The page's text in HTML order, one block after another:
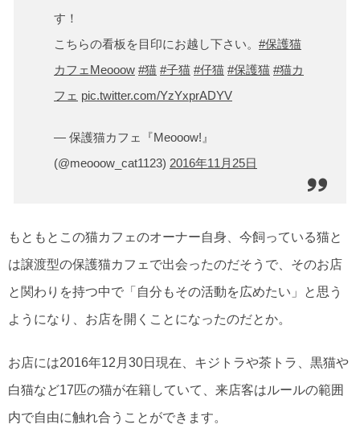
す！
こちらの看板を目印にお越し下さい。 #保護猫
カフェMeooow #猫 #子猫 #仔猫 #保護猫 #猫カ
フェ pic.twitter.com/YzYxprADYV
— 保護猫カフェ『Meooow!』
(@meooow_cat1123) 2016年11月25日
もともとこの猫カフェのオーナー自身、今飼っている猫と
は譲渡型の保護猫カフェで出会ったのだそうで、そのお店
と関わりを持つ中で「自分もその活動を広めたい」と思う
ようになり、お店を開くことになったのだとか。
お店には2016年12月30日現在、キジトラや茶トラ、黒猫や
白猫など17匹の猫が在籍していて、来店客はルールの範囲
内で自由に触れ合うことができます。